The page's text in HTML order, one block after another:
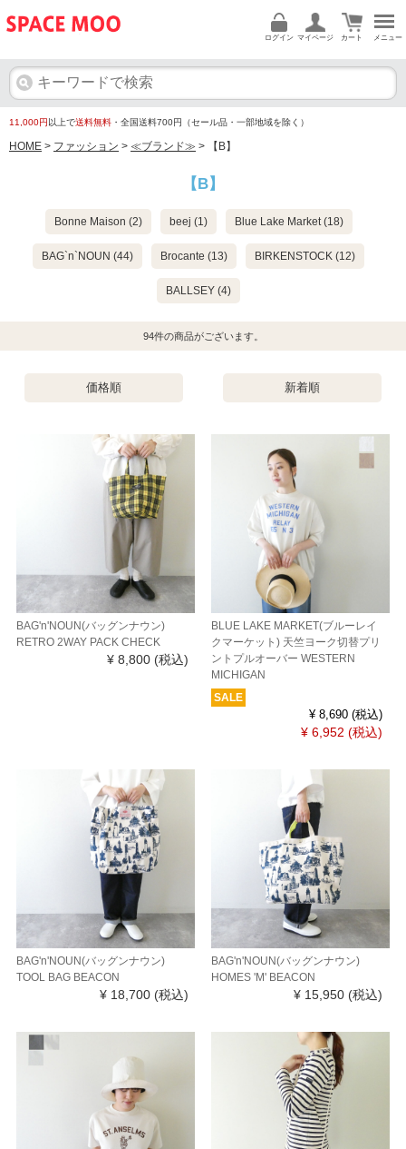
メニュー
カート
マイページ
ログイン
11,000円 以上で送料無料 ・全国送料700円（セール品・一部地域を除く）
HOME > ファッション > ≪ブランド≫ > 【B】
【B】
Bonne Maison (2) beej (1) Blue Lake Market (18)
BAG`n`NOUN (44) Brocante (13) BIRKENSTOCK (12)
BALLSEY (4)
94件の商品がございます。
価格順 新着順
BAG'n'NOUN(バッグンナウン)
RETRO 2WAY PACK CHECK
¥ 8,800 (税込)
BLUE LAKE MARKET(ブルーレイ
クマーケット) 天竺ヨーク切替プリ
ントプルオーバー WESTERN
MICHIGAN
SALE
¥ 8,690(税込)
¥ 6,952(税込)
BAG'n'NOUN(バッグンナウン)
TOOL BAG BEACON
¥ 18,700 (税込)
BAG'n'NOUN(バッグンナウン)
HOMES 'M' BEACON
¥ 15,950 (税込)